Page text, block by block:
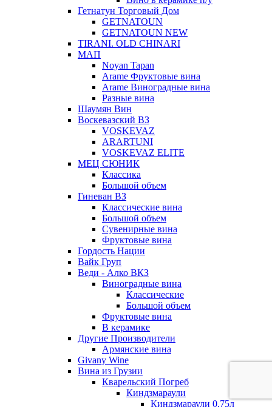
Гетнатун Торговый Дом
GETNATOUN
GETNATOUN NEW
TIRANI. OLD CHINARI
МАП
Noyan Tapan
Arame Фруктовые вина
Arame Виноградные вина
Разные вина
Шаумян Вин
Воскевазский ВЗ
VOSKEVAZ
ARARTUNI
VOSKEVAZ ELITE
МЕЦ СЮНИК
Классика
Большой объем
Гиневан ВЗ
Классические вина
Большой объем
Сувенирные вина
Фруктовые вина
Гордость Нации
Вайк Груп
Веди - Алко ВКЗ
Виноградные вина
Классические
Большой объем
Фруктовые вина
В керамике
Другие Производители
Армянские вина
Givany Wine
Вина из Грузии
Кварельский Погреб
Киндзмараули
Киндзмараули 0,75л